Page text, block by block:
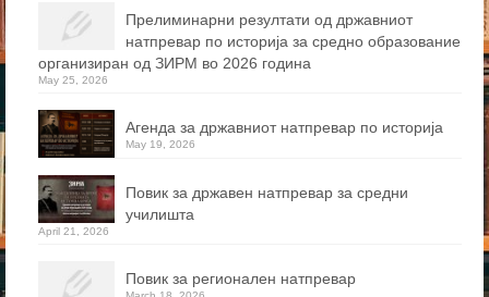
Прелиминарни резултати од државниот
натпревар по историја за средно образование
организиран од ЗИРМ во 2026 година
May 25, 2026
Агенда за државниот натпревар по историја
May 19, 2026
Повик за државен натпревар за средни
училишта
April 21, 2026
Повик за регионален натпревар